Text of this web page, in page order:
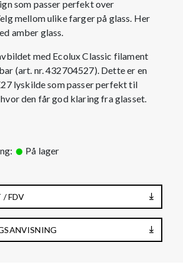
som passer perfekt over
mellom ulike farger på glass. Her
amber glass.
med Ecolux Classic filament
(art. nr. 432704527). Dette er en
lyskilde som passer perfekt til
den får god klaring fra glasset.
På lager
/ FDV